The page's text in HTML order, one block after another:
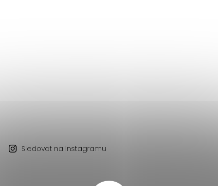
Sledovat na Instagramu